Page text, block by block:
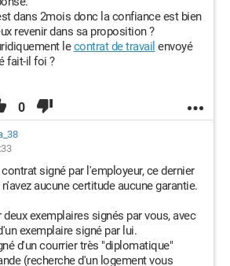
dans 2mois donc la confiance est bien
revenir dans sa proposition ?
lecontrat de travail envoyé
fait-il foi ?
0
signé par l'employeur, ce dernier
aucune certitude aucune garantie.
deux exemplaires signés par vous, avec
exemplaire signé par lui.
d'un courrier très "diplomatique"
(recherche d'un logement vous